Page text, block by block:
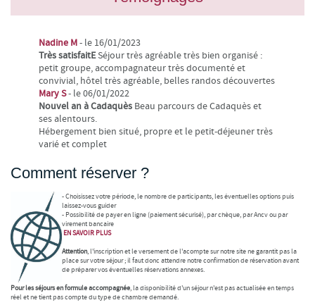
Nadine M- le 16/01/2023
Très satisfaitESéjour très agréable très bien organisé :
petit groupe, accompagnateur très documenté et
convivial, hôtel très agréable, belles randos découvertes
Mary S- le 06/01/2022
Nouvel an à Cadaquès Beau parcours de Cadaquès et
ses alentours.
Hébergement bien situé, propre et le petit-déjeuner très
varié et complet
Comment réserver ?
- Choisissez votre période, le nombre de participants, les éventuelles options puis
laissez-vous guider
- Possibilité de payer en ligne (paiement sécurisé), par chèque, par Ancv ou par
virement bancaire
EN SAVOIR PLUS
Attention, l'inscription et le versement de l'acompte sur notre site ne garantit pas la
place sur votre séjour ; il faut donc attendre notre confirmation de réservation avant
de préparer vos éventuelles réservations annexes.
Pour les séjours en formule accompagnée, la disponibilité d'un séjour n'est pas actualisée en temps
réel et ne tient pas compte du type de chambre demandé.